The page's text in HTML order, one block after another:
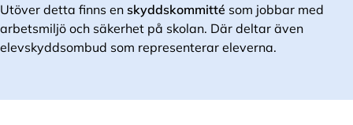
Utöver detta finns en skyddskommitté som jobbar med
arbetsmiljö och säkerhet på skolan. Där deltar även
elevskyddsombud som representerar eleverna.